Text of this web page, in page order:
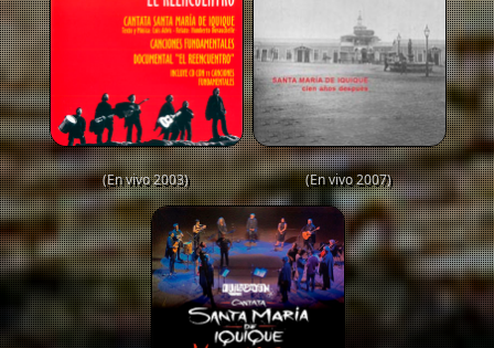
(En vivo 2003) (En vivo 2007)